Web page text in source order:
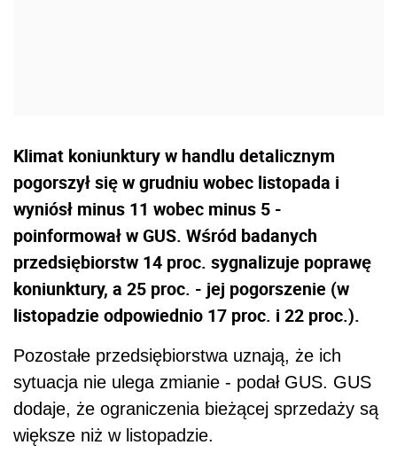
Klimat koniunktury w handlu detalicznym
pogorszył się w grudniu wobec listopada i
wyniósł minus 11 wobec minus 5 -
poinformował w GUS. Wśród badanych
przedsiębiorstw 14 proc. sygnalizuje poprawę
koniunktury, a 25 proc. - jej pogorszenie (w
listopadzie odpowiednio 17 proc. i 22 proc.).
Pozostałe przedsiębiorstwa uznają, że ich
sytuacja nie ulega zmianie - podał GUS. GUS
dodaje, że ograniczenia bieżącej sprzedaży są
większe niż w listopadzie.